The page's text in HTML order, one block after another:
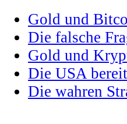
Gold und
Die falsche
Gold und
Die USA
Die wahren